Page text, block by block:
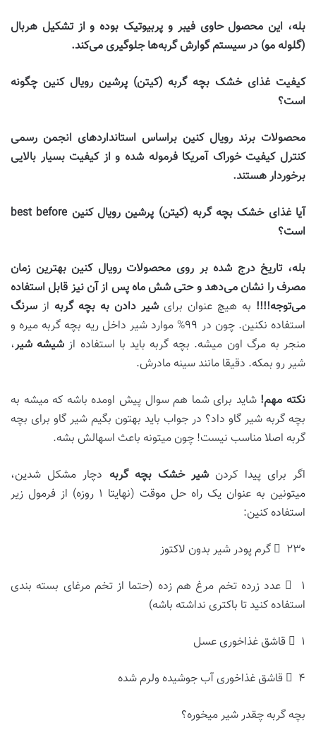
بله، این محصول حاوی فیبر و پربیوتیک بوده و از تشکیل هربال
(گلوله مو) در سیستم گوارش گربه‌‌ها جلوگیری می‌کند.
کیفیت غذای خشک بچه گربه (کیتن) پرشین رویال کنین چگونه
است؟
محصولات برند رویال کنین براساس استانداردهای انجمن رسمی
کنترل کیفیت خوراک آمریکا فرموله شده و از کیفیت بسیار بالایی
برخوردار هستند.
آیا غذای خشک بچه گربه (کیتن) پرشین رویال کنین
است؟
بله، تاریخ درج شده بر روی محصولات رویال کنین بهترین زمان
مصرف را نشان می‌دهد و حتی شش ماه پس از آن نیز قابل استفاده
می‌توجه!!!! به هیچ عنوان برای شیر دادن به بچه گربه از سرنگ
استفاده نکنین. چون در ۹۹% موارد شیر داخل ریه بچه گربه میره و
منجر به مرگ اون میشه. بچه گربه باید با استفاده از شیشه شیر،
شیر رو بمکه. دقیقا مانند سینه مادرش.
نکته مهم! شاید برای شما هم سوال پیش اومده باشه که میشه به
بچه گربه شیر گاو داد؟ در جواب باید بهتون بگیم شیر گاو برای بچه
گربه اصلا مناسب نیست! چون میتونه باعث اسهالش بشه.
اگر برای پیدا کردن شیر خشک بچه گربه دچار مشکل شدین،
میتونین به عنوان یک راه حل موقت (نهایتا ۱ روزه) از فرمول زیر
استفاده کنین:
 ۲۳۰ گرم پودر شیر بدون لاکتوز
 ۱ عدد زرده تخم مرغ هم زده (حتما از تخم مرغای بسته بندی
استفاده کنید تا باکتری نداشته باشه)
 ۱ قاشق غذاخوری عسل
 ۴ قاشق غذاخوری آب جوشیده ولرم شده
بچه گربه چقدر شیر میخوره؟